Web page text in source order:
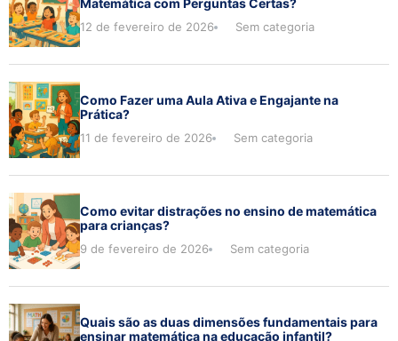
Matemática com Perguntas Certas?
12 de fevereiro de 2026 Sem categoria
Como Fazer uma Aula Ativa e Engajante na
Prática?
11 de fevereiro de 2026 Sem categoria
Como evitar distrações no ensino de matemática
para crianças?
9 de fevereiro de 2026 Sem categoria
Quais são as duas dimensões fundamentais para
ensinar matemática na educação infantil?